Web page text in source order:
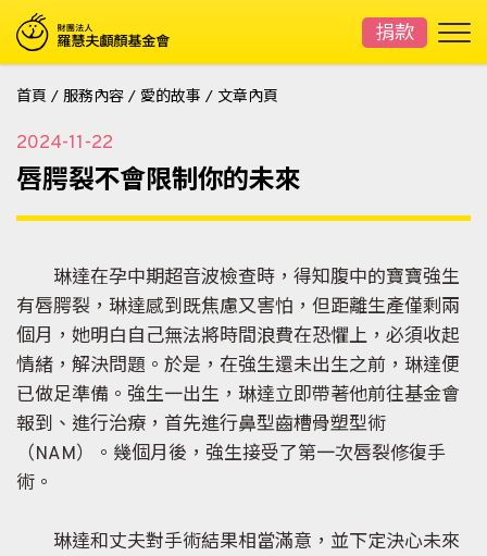
捐款
首頁 / 服務內容 / 愛的故事 / 文章內頁
2024-11-22
唇腭裂不會限制你的未來
琳達在孕中期超音波檢查時，得知腹中的寶寶強生
有唇腭裂，琳達感到既焦慮又害怕，但距離生產僅剩兩
個月，她明白自己無法將時間浪費在恐懼上，必須收起
情緒，解決問題。於是，在強生還未出生之前，琳達便
已做足準備。強生一出生，琳達立即帶著他前往基金會
報到、進行治療，首先進行鼻型齒槽骨塑型術
（NAM）。幾個月後，強生接受了第一次唇裂修復手
術。
琳達和丈夫對手術結果相當滿意，並下定決心未來